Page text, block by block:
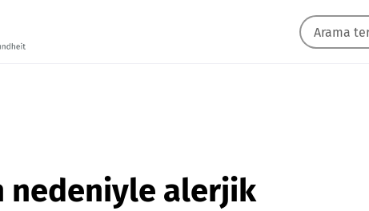
nedeniyle alerjik